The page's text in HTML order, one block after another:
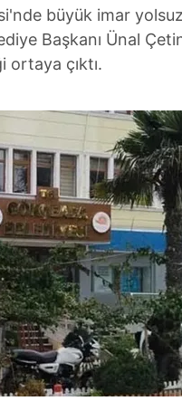
büyük imar
Başkanı Ünal
ortaya çıktı.